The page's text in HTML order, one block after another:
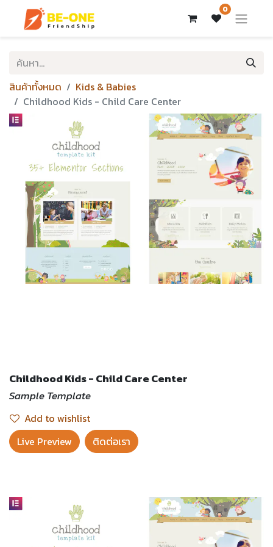
0
สินค้าทั้งหมด
Kids & Babies
Childhood Kids - Child Care Center
Childhood Kids - Child Care Center
Sample Template
Add to wishlist
Live Preview​
ติดต่อเรา